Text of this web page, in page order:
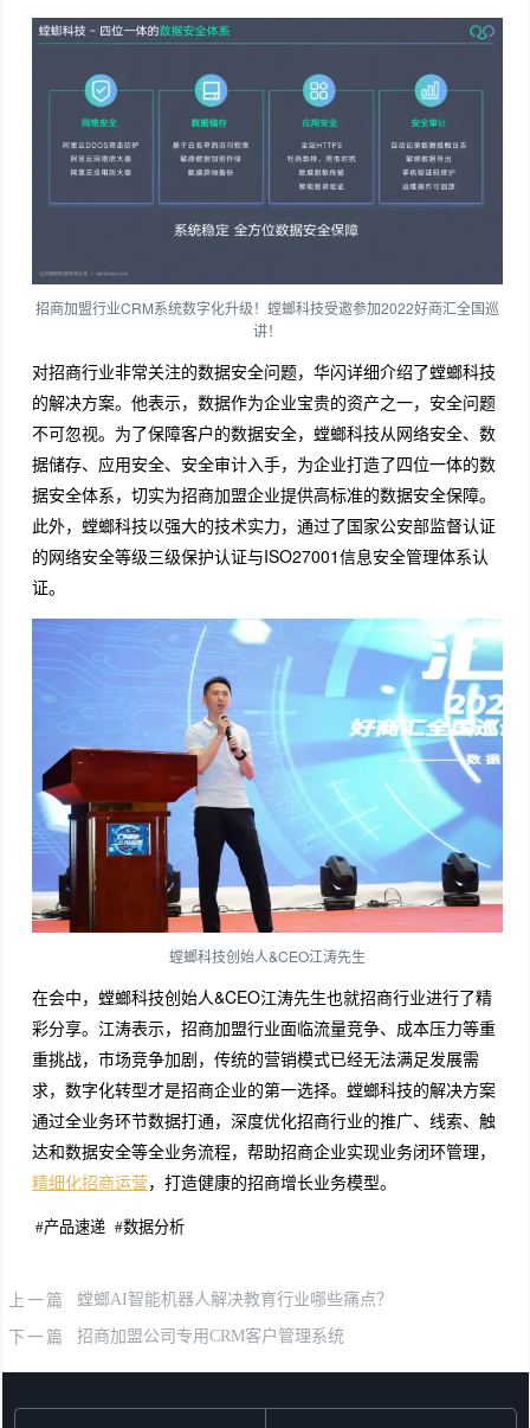
招商加盟行业CRM系统数字化升级！螳螂科技受邀参加2022好商汇全国巡
讲！
对招商行业非常关注的数据安全问题，华闪详细介绍了螳螂科技
的解决方案。他表示，数据作为企业宝贵的资产之一，安全问题
不可忽视。为了保障客户的数据安全，螳螂科技从网络安全、数
据储存、应用安全、安全审计入手，为企业打造了四位一体的数
据安全体系，切实为招商加盟企业提供高标准的数据安全保障。
此外，螳螂科技以强大的技术实力，通过了国家公安部监督认证
的网络安全等级三级保护认证与ISO27001信息安全管理体系认
证。
螳螂科技创始人&CEO江涛先生
在会中，螳螂科技创始人&CEO江涛先生也就招商行业进行了精
彩分享。江涛表示，招商加盟行业面临流量竞争、成本压力等重
重挑战，市场竞争加剧，传统的营销模式已经无法满足发展需
求，数字化转型才是招商企业的第一选择。螳螂科技的解决方案
通过全业务环节数据打通，深度优化招商行业的推广、线索、触
达和数据安全等全业务流程，帮助招商企业实现业务闭环管理，
精细化招商运营，打造健康的招商增长业务模型。
#产品速递 #数据分析
上一篇 螳螂AI智能机器人解决教育行业哪些痛点？
下一篇 招商加盟公司专用CRM客户管理系统